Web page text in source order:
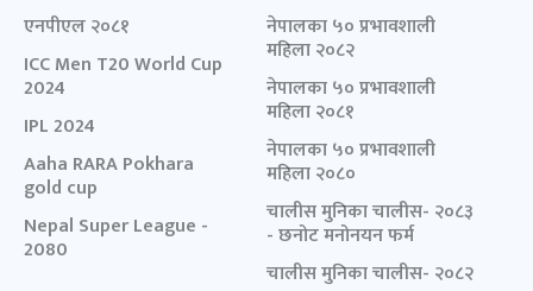
एनपीएल २०८१
ICC Men T20 World Cup
2024
IPL 2024
Aaha RARA Pokhara
gold cup
Nepal Super League -
2080
नेपालका ५० प्रभावशाली
महिला २०८२
नेपालका ५० प्रभावशाली
महिला २०८१
नेपालका ५० प्रभावशाली
महिला २०८०
चालीस मुनिका चालीस- २०८३
- छनोट मनोनयन फर्म
चालीस मुनिका चालीस- २०८२